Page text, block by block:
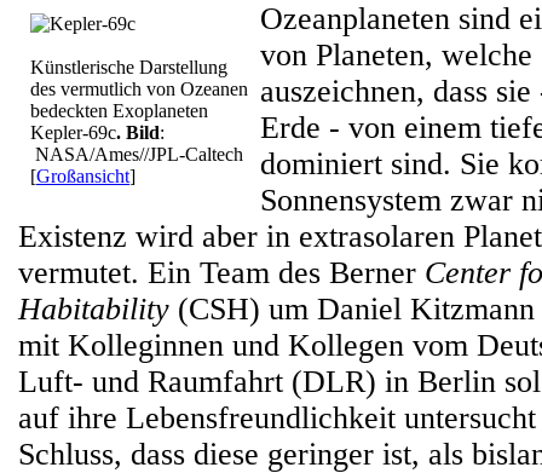
Künstlerische Darstellung
des vermutlich von Ozeanen
bedeckten Exoplaneten
Kepler-69c. Bild:
NASA/Ames//JPL-Caltech
[Großansicht]
Ozeanplaneten sind
von Planeten,
auszeichnen, dass
Erde - von einem
dominiert sind. Sie
Sonnensystem zwar
Existenz wird aber in extrasolaren
vermutet. Ein Team des Berner Center
Habitability (CSH) um Daniel Kitzmann
mit Kolleginnen und Kollegen vom
Luft- und Raumfahrt (DLR) in Berlin
auf ihre Lebensfreundlichkeit
Schluss, dass diese geringer ist, als